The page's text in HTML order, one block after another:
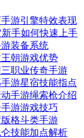
游引擎特效表现
手如何快速上手
装备系统
朝游戏优势
职业传奇手游
游星宿技能指点
手游绳索枪介绍
游游戏技巧
格斗类手游
技能加点解析